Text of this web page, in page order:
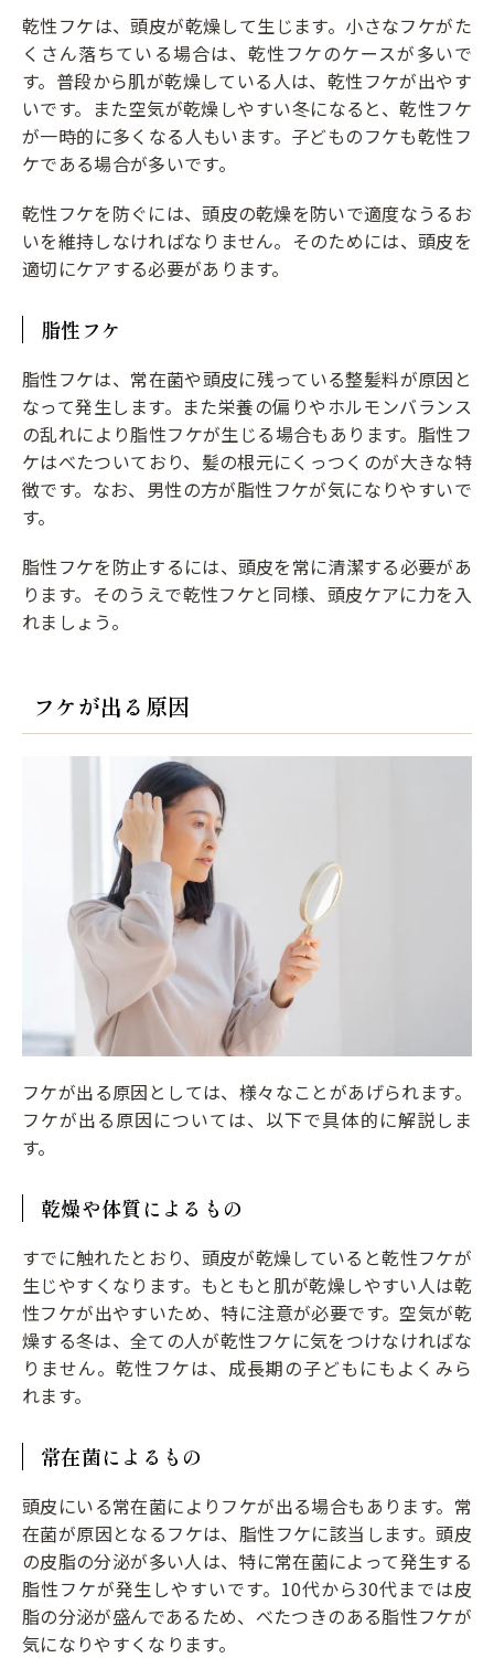
乾性フケは、頭皮が乾燥して生じます。小さなフケがた
くさん落ちている場合は、乾性フケのケースが多いで
す。普段から肌が乾燥している人は、乾性フケが出やす
いです。また空気が乾燥しやすい冬になると、乾性フケ
が一時的に多くなる人もいます。子どものフケも乾性フ
ケである場合が多いです。
乾性フケを防ぐには、頭皮の乾燥を防いで適度なうるお
いを維持しなければなりません。そのためには、頭皮を
適切にケアする必要があります。
脂性フケ
脂性フケは、常在菌や頭皮に残っている整髪料が原因と
なって発生します。また栄養の偏りやホルモンバランス
の乱れにより脂性フケが生じる場合もあります。脂性フ
ケはべたついており、髪の根元にくっつくのが大きな特
徴です。なお、男性の方が脂性フケが気になりやすいで
す。
脂性フケを防止するには、頭皮を常に清潔する必要があ
ります。そのうえで乾性フケと同様、頭皮ケアに力を入
れましょう。
フケが出る原因
フケが出る原因としては、様々なことがあげられます。
フケが出る原因については、以下で具体的に解説しま
す。
乾燥や体質によるもの
すでに触れたとおり、頭皮が乾燥していると乾性フケが
生じやすくなります。もともと肌が乾燥しやすい人は乾
性フケが出やすいため、特に注意が必要です。空気が乾
燥する冬は、全ての人が乾性フケに気をつけなければな
りません。乾性フケは、成長期の子どもにもよくみら
れます。
常在菌によるもの
頭皮にいる常在菌によりフケが出る場合もあります。常
在菌が原因となるフケは、脂性フケに該当します。頭皮
の皮脂の分泌が多い人は、特に常在菌によって発生する
脂性フケが発生しやすいです。10代から30代までは皮
脂の分泌が盛んであるため、べたつきのある脂性フケが
気になりやすくなります。